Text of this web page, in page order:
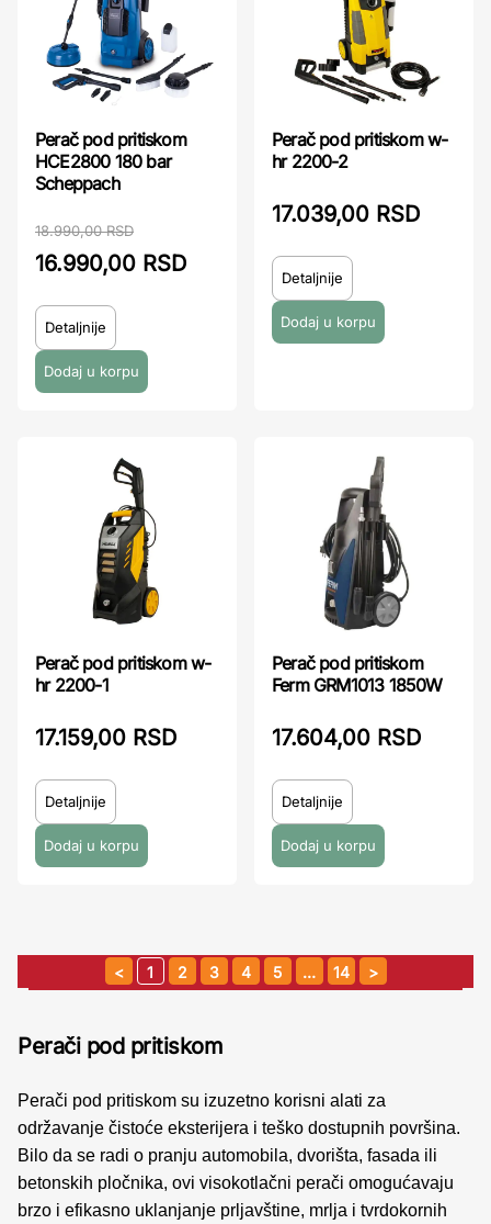
Perač pod pritiskom
HCE2800 180 bar
Scheppach
18.990,00 RSD
16.990,00 RSD
Detaljnije
Perač pod pritiskom w-
hr 2200-2
17.039,00 RSD
Detaljnije
Perač pod pritiskom w-
hr 2200-1
17.159,00 RSD
Detaljnije
Perač pod pritiskom
Ferm GRM1013 1850W
17.604,00 RSD
Detaljnije
1 2 3 4 5 … 14
Perači pod pritiskom
Perači pod pritiskom su izuzetno korisni alati za
održavanje čistoće eksterijera i teško dostupnih površina.
Bilo da se radi o pranju automobila, dvorišta, fasada ili
betonskih pločnika, ovi visokotlačni perači omogućavaju
brzo i efikasno uklanjanje prljavštine, mrlja i tvrdokornih